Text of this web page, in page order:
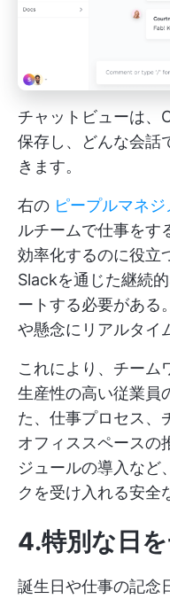
チャットビューは、
保存し、どんな会話
きます。
右の ピープルマネ
ルチームで仕事をす
効率化するのに役立
Slackを通じた継続
ートする必要がある
や懸念にリアルタイ
これにより、チーム
生産性の高い従業員
た、仕事プロセス、
オフィススペースの
ジュールの導入など
クを受け入れる安全
4.特別な日
誕生日や仕事の記念